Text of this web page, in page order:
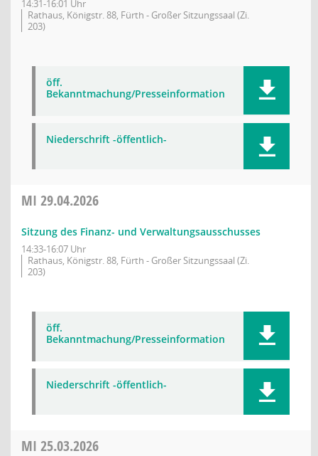
14:31-16:01 Uhr
Rathaus, Königstr. 88, Fürth - Großer Sitzungssaal (Zi.
203)
öff.
Bekanntmachung/Presseinformation
Niederschrift -öffentlich-
MI 29.04.2026
Sitzung des Finanz- und Verwaltungsausschusses
14:33-16:07 Uhr
Rathaus, Königstr. 88, Fürth - Großer Sitzungssaal (Zi.
203)
öff.
Bekanntmachung/Presseinformation
Niederschrift -öffentlich-
MI 25.03.2026